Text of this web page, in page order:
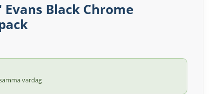
Evans Black Chrome
vardag